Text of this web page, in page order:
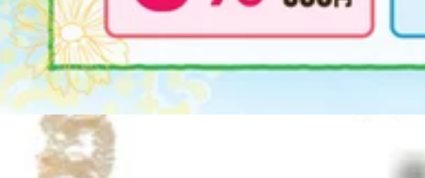
Re.Ra.Ku 西武飯能ペペ店
マッサージよりも気持ちいい肩甲骨ストレッチで、
いつまでも健康で疲れづらい身体作りを応援します!
”予防”のボディケア、始めてみませんか?
営業時間:10:00-20:00
※最終受付は19:50までと致します。
〒357-0038